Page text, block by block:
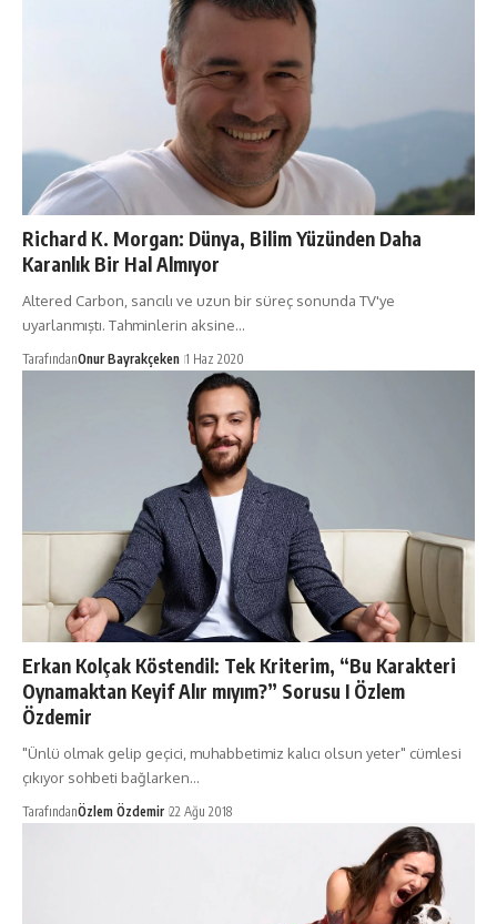
Richard K. Morgan: Dünya, Bilim Yüzünden Daha
Karanlık Bir Hal Almıyor
Altered Carbon, sancılı ve uzun bir süreç sonunda TV'ye
uyarlanmıştı. Tahminlerin aksine…
TarafındanOnur Bayrakçeken 1 Haz 2020
Erkan Kolçak Köstendil: Tek Kriterim, “Bu Karakteri
Oynamaktan Keyif Alır mıyım?” Sorusu I Özlem
Özdemir
"Ünlü olmak gelip geçici, muhabbetimiz kalıcı olsun yeter" cümlesi
çıkıyor sohbeti bağlarken…
TarafındanÖzlem Özdemir 22 Ağu 2018